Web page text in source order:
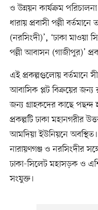
ও উন্নয়ন কার্যক্রম
ধারায় প্রবাসী পল্লী
(নরসিংদী)’, ‘ঢাকা মাওয়া
পল্লী আবাসন (গাজীপুর)’
এই প্রকল্পগুলোয় বর্তমানে
আবাসিক প্লট বিক্রয়ের জন্য
জন্য গ্রাহকদের কাছে পছন্দ
প্রকল্পটি ঢাকা মহানগরীর
আমদিয়া ইউনিয়নে
নারায়ণগঞ্জ ও নরসিংদীর
ঢাকা-সিলেট মহাসড়ক ও
সংযুক্ত।